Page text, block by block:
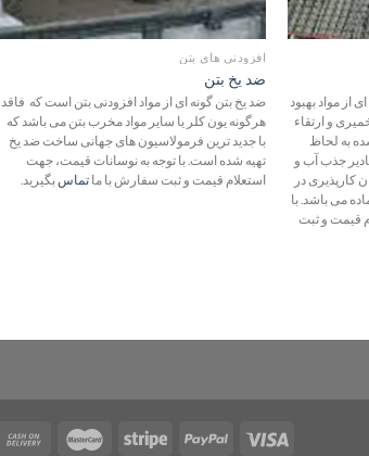
از مواد بهبود
و ارتقاء
به لحاظ
جذب آب و
کارپذیری در
می باشد. با
قیمت و ثبت
افزودنی های بتن
ضد یخ بتن
ضد یخ بتن گونه ای از مواد افزودنی بتن است که فاقد
هرگونه یون کلر یا سایر مواد مخرب بتن می باشد که
با جدید ترین فرمولاسیون های جهانی ساخت ضد یخ
تهیه شده است. با توجه به نوسانات قیمت، جهت
استعلام قیمت و ثبت سفارش با ما تماس بگیرید.